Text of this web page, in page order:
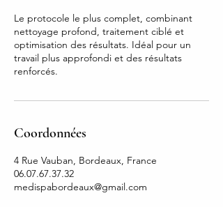
Le protocole le plus complet, combinant
nettoyage profond, traitement ciblé et
optimisation des résultats. Idéal pour un
travail plus approfondi et des résultats
renforcés.
Coordonnées
4 Rue Vauban, Bordeaux, France
06.07.67.37.32
medispabordeaux@gmail.com